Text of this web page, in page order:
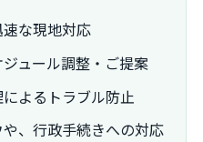
な現地対応
ュール調整・ご提案
よるトラブル防止
、行政手続きへの対応